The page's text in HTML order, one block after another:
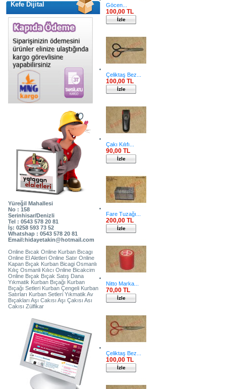
Kefe Dijital
Yüreğil Mahallesi
No : 158
Serinhisar/Denizli
Tel : 0543 578 20 81
İş: 0258 593 73 52
Whatshap : 0543 578 20 81
Email:hidayetakin@hotmail.com
Online Bıcak Online Kurban Bıcagı
Online El Aletleri Online Satır Online
Kapan Bıçak Kurban Bicagi Osmanlı
Kılıç Osmanli Kılıcı Online Bicakcim
Online Bıçak Bıçak Satış Dana
Yıkmatik Kurban Bıçağı Kurban
Bıçağı Setleri Kurban Çengeli Kurban
Satırları Kurban Setleri Yıkmatik Av
Bıçakları Aşı Cakısı Aşı Çakısı Ası
Cakısı Zülfikar
Göcen...
100,00 TL
İzle
Çeliktaş Bez...
100,00 TL
İzle
Çakı Kılıfı...
90,00 TL
İzle
Fare Tuzağı...
200,00 TL
İzle
Nitto Marka...
70,00 TL
İzle
Çeliktaş Bez...
100,00 TL
İzle